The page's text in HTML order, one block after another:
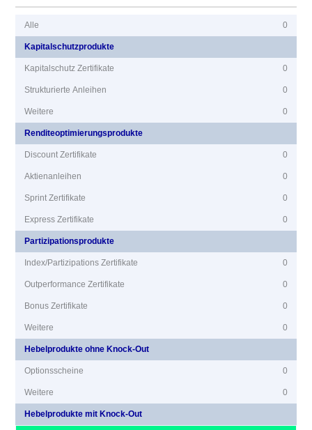
Alle 0
Kapitalschutzprodukte
Kapitalschutz Zertifikate 0
Strukturierte Anleihen 0
Weitere 0
Renditeoptimierungsprodukte
Discount Zertifikate 0
Aktienanleihen 0
Sprint Zertifikate 0
Express Zertifikate 0
Partizipationsprodukte
Index/Partizipations Zertifikate 0
Outperformance Zertifikate 0
Bonus Zertifikate 0
Weitere 0
Hebelprodukte ohne Knock-Out
Optionsscheine 0
Weitere 0
Hebelprodukte mit Knock-Out